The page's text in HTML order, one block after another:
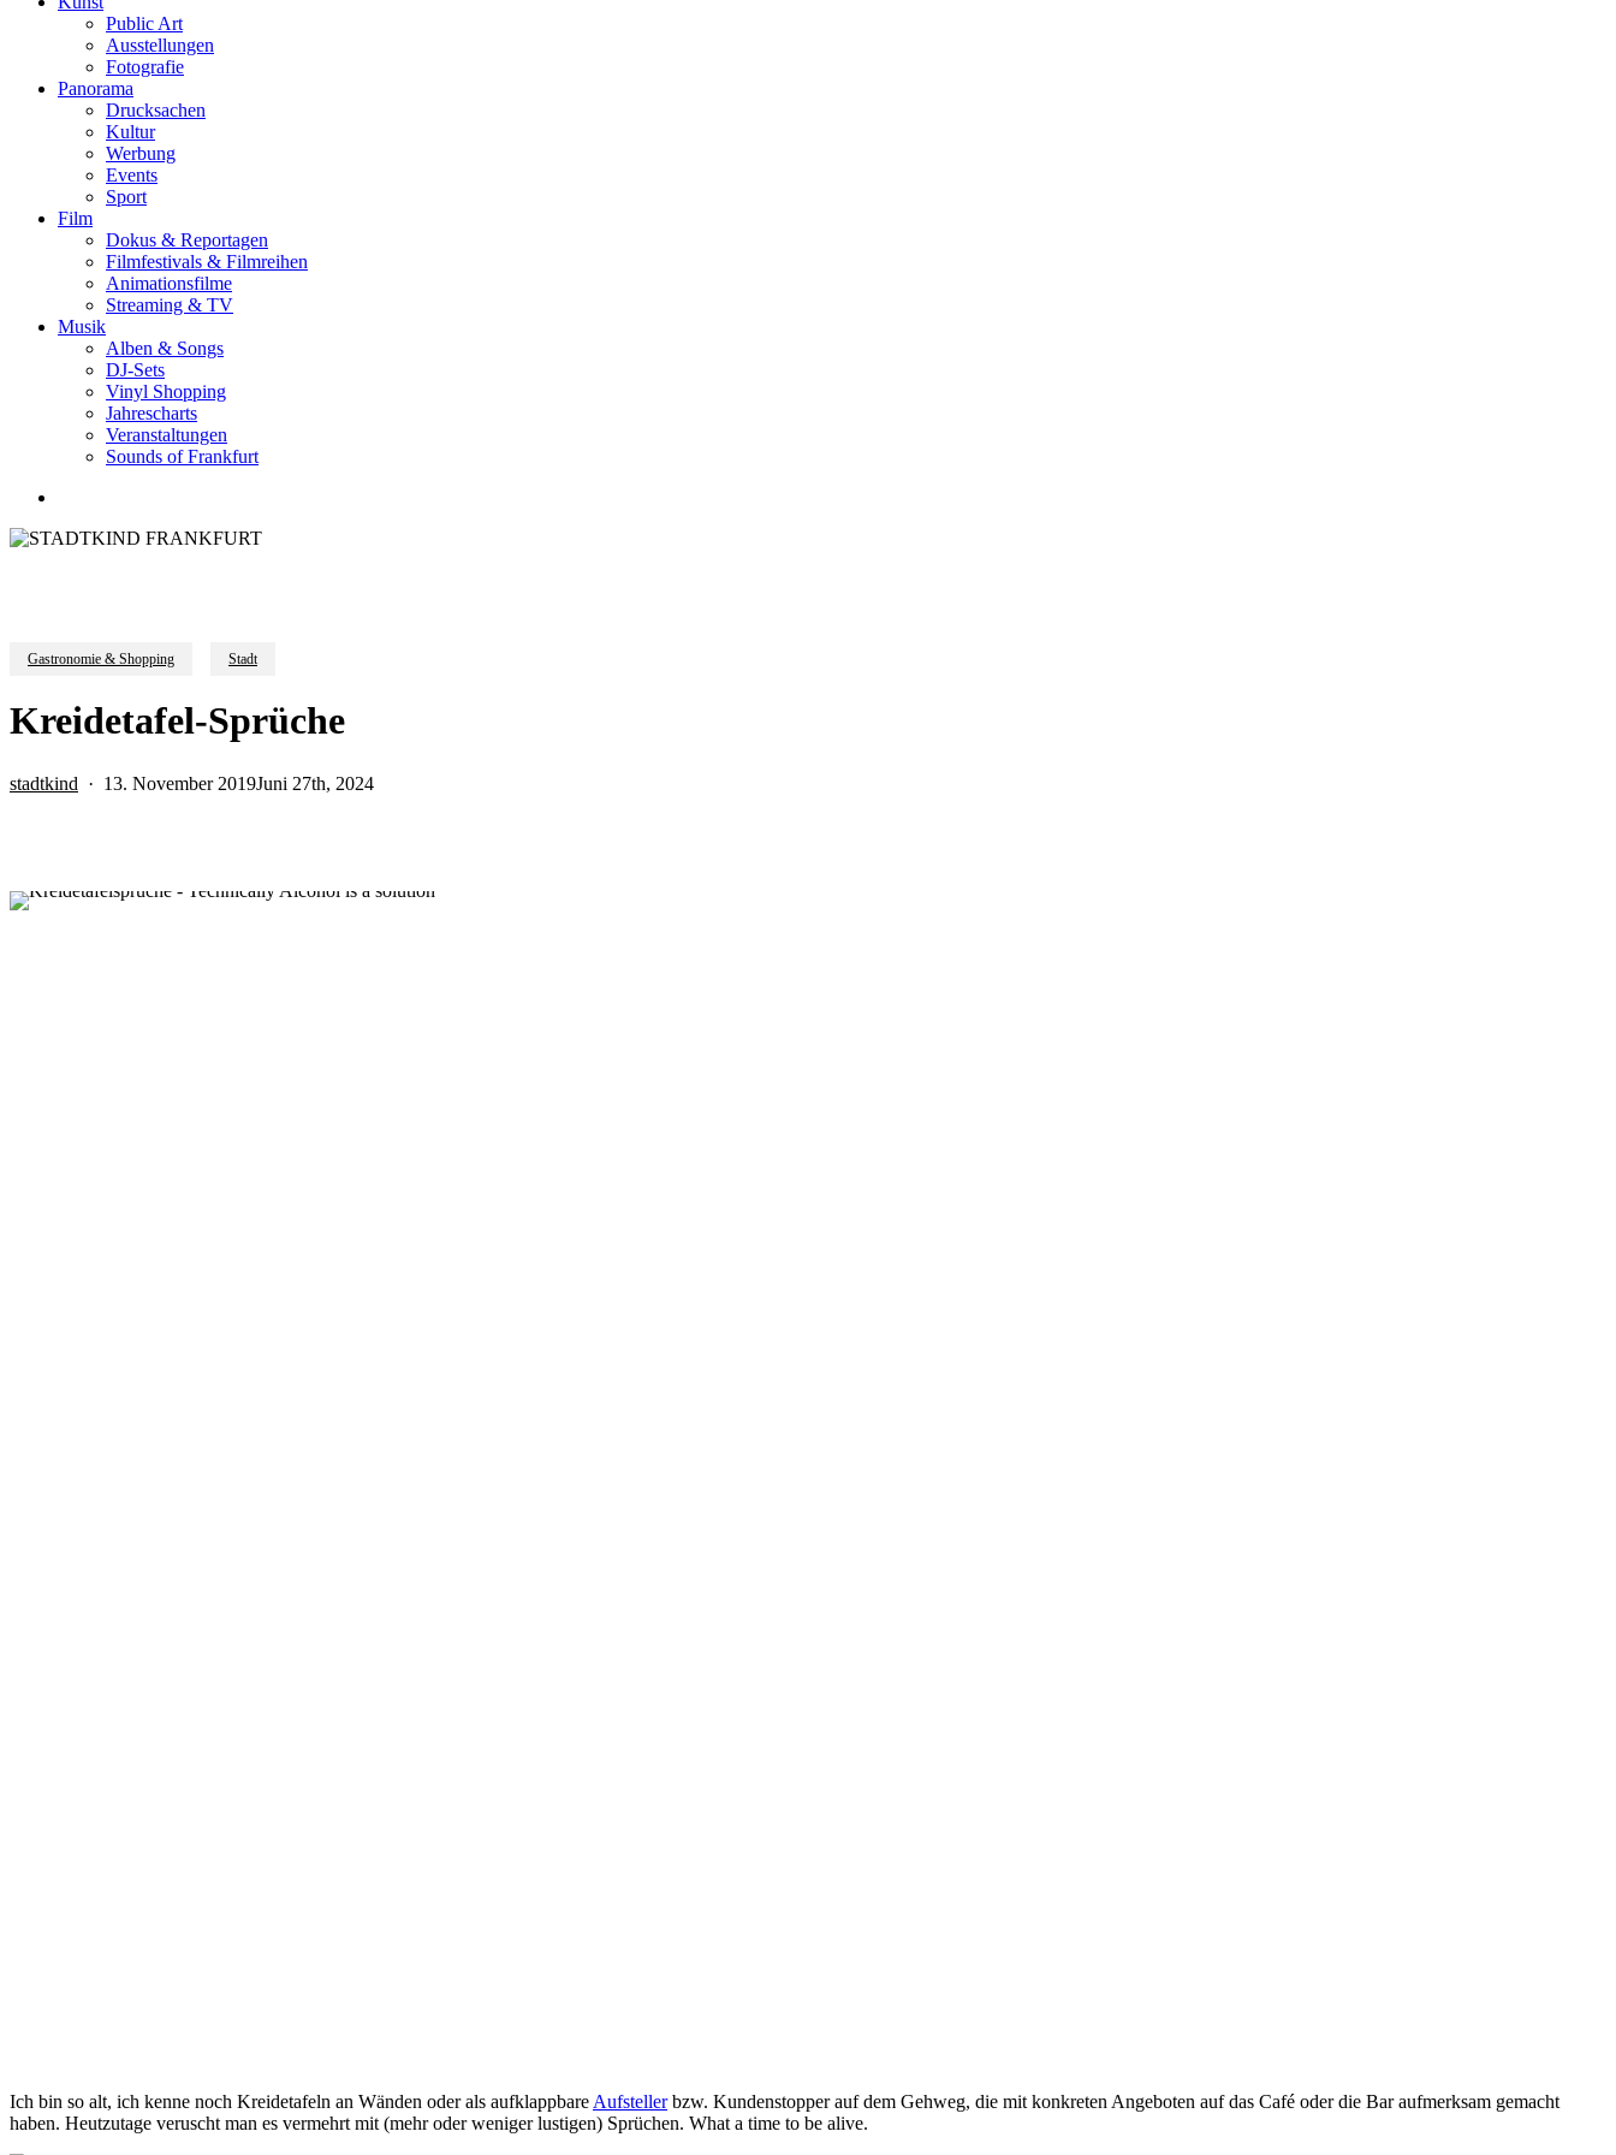
Public Art
Ausstellungen
Fotografie
Panorama
Drucksachen
Kultur
Werbung
Events
Sport
Film
Dokus & Reportagen
Filmfestivals & Filmreihen
Animationsfilme
Streaming & TV
Musik
Alben & Songs
DJ-Sets
Vinyl Shopping
Jahrescharts
Veranstaltungen
Sounds of Frankfurt
Gastronomie & Shopping Stadt
Kreidetafel-Sprüche
stadtkind 13. November 2019Juni 27th, 2024
Ich bin so alt, ich kenne noch Kreidetafeln an Wänden oder als aufklappbare Aufstellerbzw. Kundenstopper auf dem Gehweg, die mit konkreten Angeboten auf das Café oder die Bar aufmerksam gemacht
haben. Heutzutage veruscht man es vermehrt mit (mehr oder weniger lustigen) Sprüchen. What a time to be alive.